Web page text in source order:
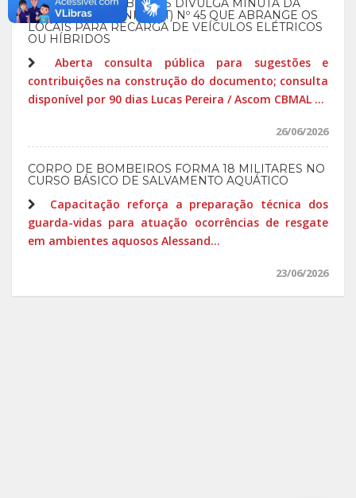
CORPO DE BOMBEIROS DIVULGA MINUTA DA
INSTRUÇÃO TÉCNICA (IT) Nº 45 QUE ABRANGE OS
LOCAIS PARA RECARGA DE VEÍCULOS ELÉTRICOS
OU HÍBRIDOS
Aberta consulta pública para sugestões e
contribuições na construção do documento; consulta
disponível por 90 dias Lucas Pereira / Ascom CBMAL ...
26/06/2026
CORPO DE BOMBEIROS FORMA 18 MILITARES NO
CURSO BÁSICO DE SALVAMENTO AQUÁTICO
Capacitação reforça a preparação técnica dos
guarda-vidas para atuação ocorrências de resgate
em ambientes aquosos Alessand...
23/06/2026